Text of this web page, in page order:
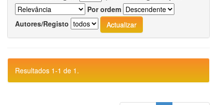
Por ordem
Autores/Registo
Resultados 1-1 de 1.